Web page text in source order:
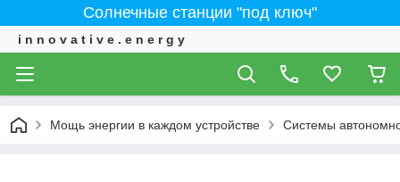
Солнечные станции "под ключ"
i n n o v a t i v e . e n e r g y
Мощь энергии в каждом устройстве Системы